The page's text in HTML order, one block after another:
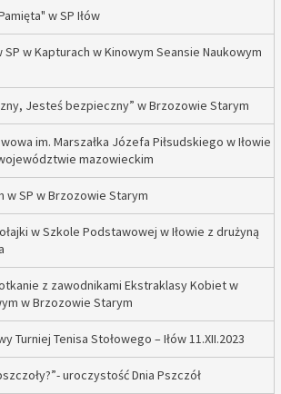
w SP Iłów
SP w Kapturach w Kinowym Seansie Naukowym
Jesteś bezpieczny” w Brzozowie Starym
im. Marszałka Józefa Piłsudskiego w Iłowie
mazowieckim
w SP w Brzozowie Starym
w Szkole Podstawowej w Iłowie z drużyną
z zawodnikami Ekstraklasy Kobiet w
w Brzozowie Starym
Turniej Tenisa Stołowego – Iłów 11.XII.2023
uroczystość Dnia Pszczół